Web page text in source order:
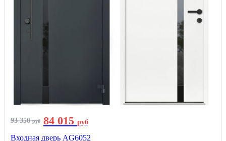
93 350руб 84 015 руб
Входная дверь AG6052